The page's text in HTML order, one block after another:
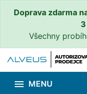
Doprava zdarma
Všechny
 MENU